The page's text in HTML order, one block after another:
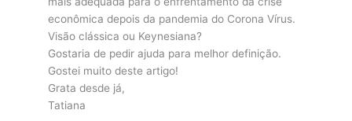
econômica depois da pandemia do Corona Vírus.
Visão clássica ou Keynesiana?
Gostaria de pedir ajuda para melhor definição.
Gostei muito deste artigo!
Grata desde já,
Tatiana